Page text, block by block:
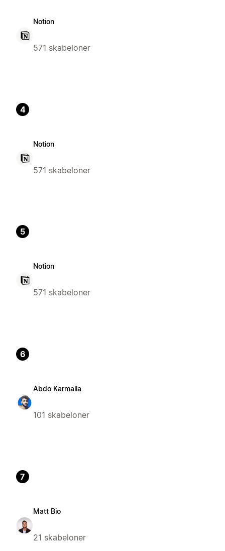
Notion
571 skabeloner
4
Notion
571 skabeloner
5
Notion
571 skabeloner
6
Abdo Karmalla
101 skabeloner
7
Matt Bio
21 skabeloner